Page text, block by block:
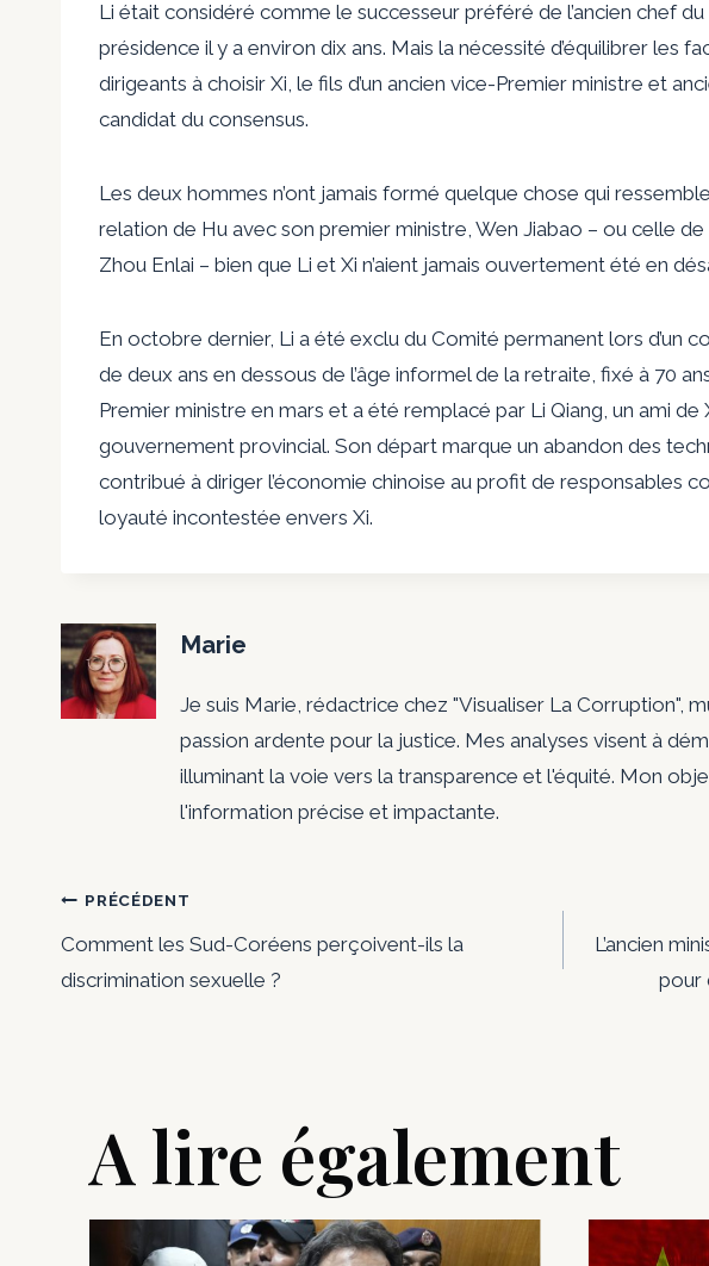
Li était considéré comme le successeur préféré de l’ancien chef
présidence il y a environ dix ans. Mais la nécessité d’équilibrer les
dirigeants à choisir Xi, le fils d’un ancien vice-Premier ministre et
candidat du consensus.
Les deux hommes n’ont jamais formé quelque chose qui
relation de Hu avec son premier ministre, Wen Jiabao – ou celle
Zhou Enlai – bien que Li et Xi n’aient jamais ouvertement été en
En octobre dernier, Li a été exclu du Comité permanent lors d’un
de deux ans en dessous de l’âge informel de la retraite, fixé à 70
Premier ministre en mars et a été remplacé par Li Qiang, un ami de
gouvernement provincial. Son départ marque un abandon des
contribué à diriger l’économie chinoise au profit de responsables
loyauté incontestée envers Xi.
Marie
Je suis Marie, rédactrice chez "Visualiser La Corruption",
passion ardente pour la justice. Mes analyses visent à
illuminant la voie vers la transparence et l'équité. Mon
l'information précise et impactante.
Navigation
de
PRÉCÉDENT
Comment les Sud-Coréens perçoivent-ils la
discrimination sexuelle ?
L’ancien
pour
A lire également